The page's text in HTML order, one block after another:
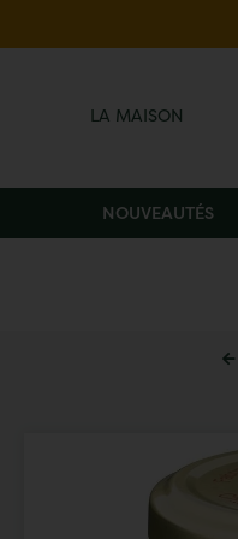
LA MAISON
NOUVEAUTÉS